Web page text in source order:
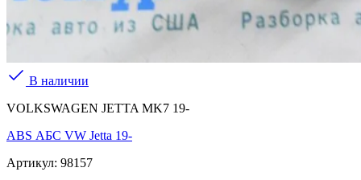
В наличии
VOLKSWAGEN JETTA MK7 19-
ABS АБС VW Jetta 19-
Артикул: 98157